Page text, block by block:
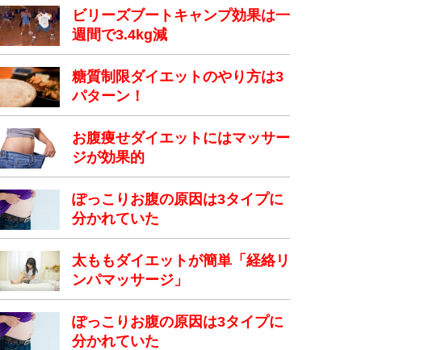
ビリーズブートキャンプ効果は一
週間で3.4kg減
糖質制限ダイエットのやり方は3
パターン！
お腹痩せダイエットにはマッサー
ジが効果的
ぽっこりお腹の原因は3タイプに
分かれていた
太ももダイエットが簡単「経絡リ
ンパマッサージ」
ぽっこりお腹の原因は3タイプに
分かれていた